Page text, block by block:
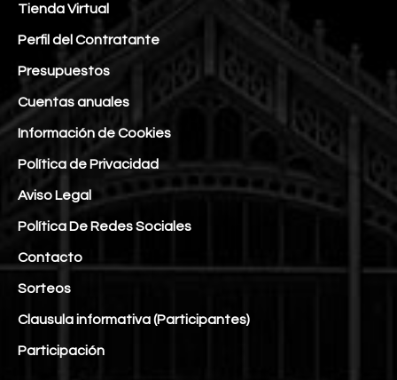
Tienda Virtual
Perfil del Contratante
Presupuestos
Cuentas anuales
Información de Cookies
Política de Privacidad
Aviso Legal
Política De Redes Sociales
Contacto
Sorteos
Clausula informativa (Participantes)
Participación